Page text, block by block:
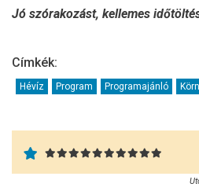
Jó szórakozást, kellemes
Címkék:
Hévíz Program Programajánló